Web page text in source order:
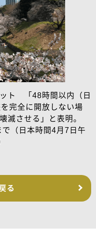
ト 「48時間以内（日
完全に開放しない場
滅させる」と表明。
（日本時間4月7日午
る